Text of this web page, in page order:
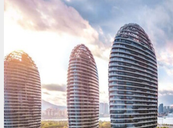
Иордания
Испания